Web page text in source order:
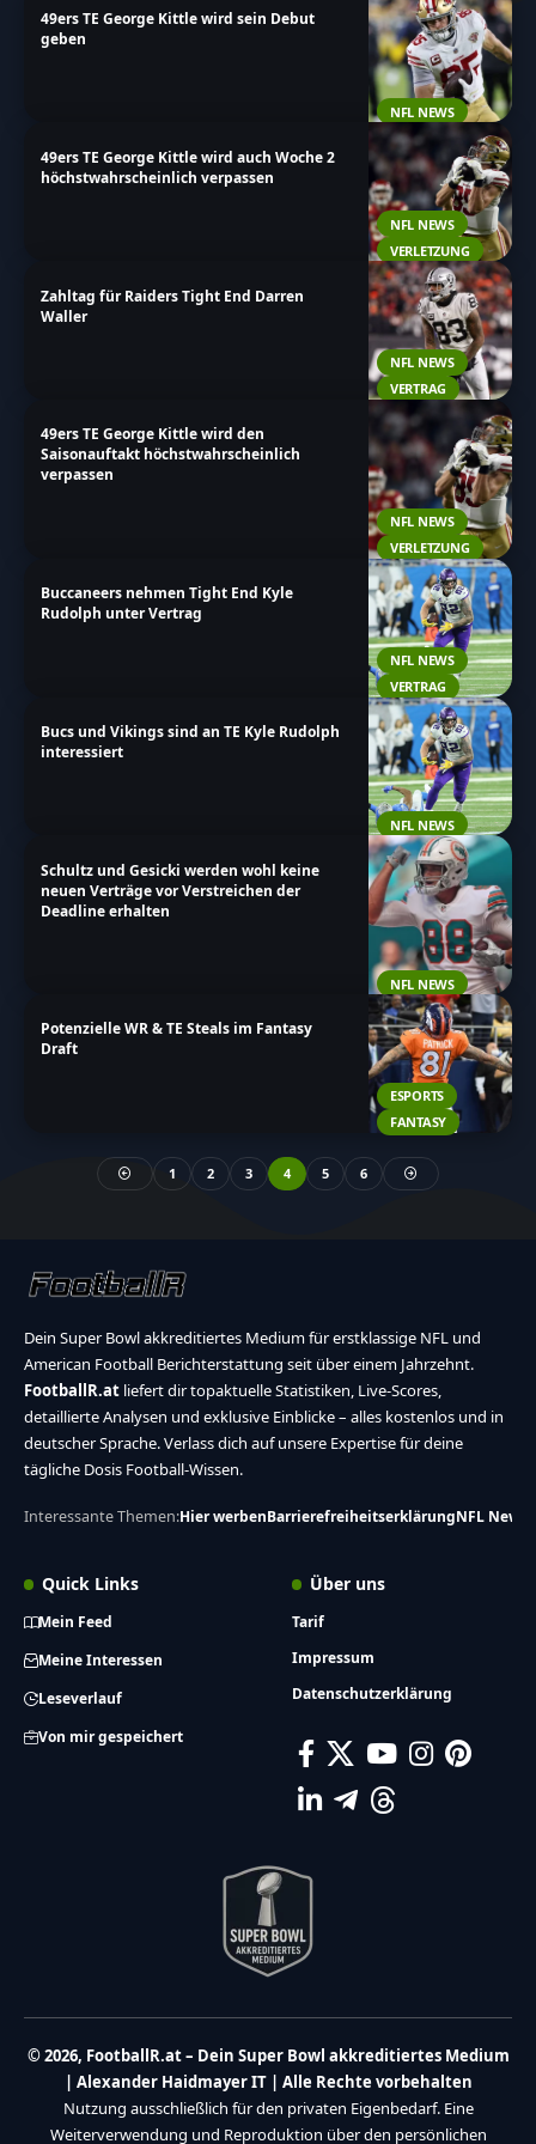
rund um den Tight End!
NFL NEWS
49ers TE George Kittle wird sein Debut
geben
NFL NEWS
VERLETZUNG
49ers TE George Kittle wird auch Woche 2
höchstwahrscheinlich verpassen
NFL NEWS
VERTRAG
Zahltag für Raiders Tight End Darren
Waller
NFL NEWS
VERLETZUNG
49ers TE George Kittle wird den
Saisonauftakt höchstwahrscheinlich
verpassen
NFL NEWS
VERTRAG
Buccaneers nehmen Tight End Kyle
Rudolph unter Vertrag
NFL NEWS
Bucs und Vikings sind an TE Kyle Rudolph
interessiert
NFL NEWS
Schultz und Gesicki werden wohl keine
neuen Verträge vor Verstreichen der
Deadline erhalten
ESPORTS
FANTASY
Potenzielle WR & TE Steals im Fantasy
Draft
1 2 3 4 5 6
Dein Super Bowl akkreditiertes Medium für erstklassige NFL und
American Football Berichterstattung seit über einem Jahrzehnt.
FootballR.at liefert dir topaktuelle Statistiken, Live-Scores,
detaillierte Analysen und exklusive Einblicke – alles kostenlos und in
deutscher Sprache. Verlass dich auf unsere Expertise für deine
tägliche Dosis Football-Wissen.
Interessante Themen:Hier werbenBarrierefreiheitserklärungNFL News
Quick Links
Mein Feed
Meine Interessen
Leseverlauf
Von mir gespeichert
Über uns
Tarif
Impressum
Datenschutzerklärung
© 2026, FootballR.at – Dein Super Bowl akkreditiertes Medium
| Alexander Haidmayer IT | Alle Rechte vorbehalten
Nutzung ausschließlich für den privaten Eigenbedarf. Eine
Weiterverwendung und Reproduktion über den persönlichen